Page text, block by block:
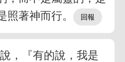
照著神而行。
，『有的說，我是